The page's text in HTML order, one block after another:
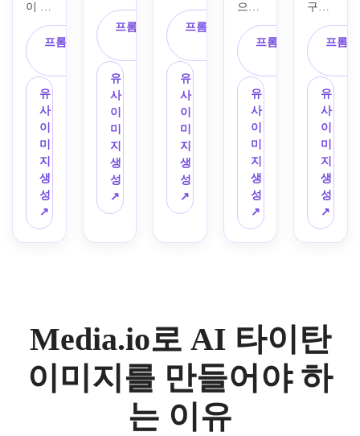
이 드
러난
질감,
빛나
는
눈,
사나
운 표
정을
가진
거대
한 애
니메
타이
탄이
위에
서 있
다.
프롬프트 복
유
사
이
미
지
생
성
↗
바람
에 휘
날리
는 머
강력
한 포
즈를
띤 전
신 영
웅 타
이탄
지널
이 전
장 위
에 서
있습
니다.
프롬프트 복
유
사
이
미
지
생
성
↗
미사
일 포
드,
빛나
는 조
종석
디테
일,
낡은
금속
표면
을 특
징으
는 거
탄입
니다.
연기
자욱
장 격
프롬프트 복
유
사
이
미
지
생
성
↗
으로
뒤덮
인 고
대 석
조 타
이탄
수호
자가
산사
원 유
적 사
이에
서 나
타납
니다.
이끼
낀 바
위 질
감,
거대
프롬프트 복
유
사
이
미
지
생
성
↗
구에
서 솟
아오
르는
거대
한 용
암 타
이탄
이 장
갑 바
위 피
부를
가로
지르
는 녹
는 재
구름,
빛나
는 마
그마
프롬
유
사
이
미
지
생
성
↗
Media.io로 AI 타이탄
이미지를 만들어야 하
는 이유